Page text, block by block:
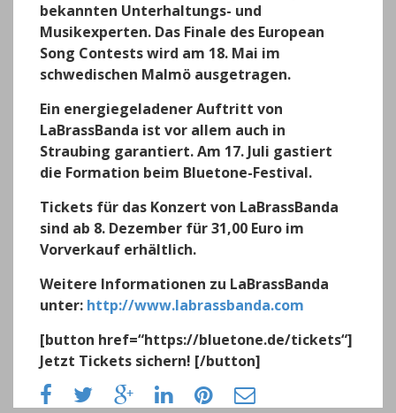
bekannten Unterhaltungs- und
Musikexperten. Das Finale des European
Song Contests wird am 18. Mai im
schwedischen Malmö ausgetragen.
Ein energiegeladener Auftritt von
LaBrassBanda ist vor allem auch in
Straubing garantiert. Am 17. Juli gastiert
die Formation beim Bluetone-Festival.
Tickets für das Konzert von LaBrassBanda
sind ab 8. Dezember für 31,00 Euro im
Vorverkauf erhältlich.
Weitere Informationen zu LaBrassBanda
unter: http://www.labrassbanda.com
[button href=“https://bluetone.de/tickets“]
Jetzt Tickets sichern! [/button]